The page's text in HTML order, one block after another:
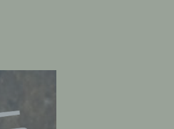
verhindern und damit
bereits gesetzte
Internetbrowser oder
gelöscht werden. Dies
möglich.
Person die Setzung von